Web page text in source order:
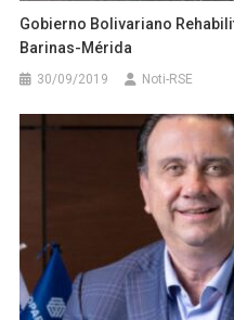
Gobierno Bolivariano
Barinas-Mérida
30/09/2019 Noti-RSE